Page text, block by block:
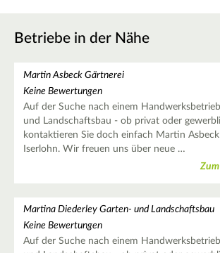
Betriebe in der Nähe
Martin Asbeck Gärtnerei
Keine Bewertungen
Auf der Suche nach einem
und Landschaftsbau - ob privat oder
kontaktieren Sie doch einfach Martin
Iserlohn. Wir freuen uns über neue …
Martina Diederley Garten- und Landschaftsbau
Keine Bewertungen
Auf der Suche nach einem